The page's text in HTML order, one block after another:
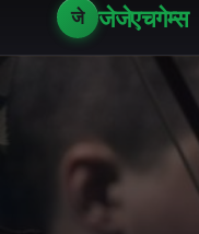
जे जेजेएचगेम्स